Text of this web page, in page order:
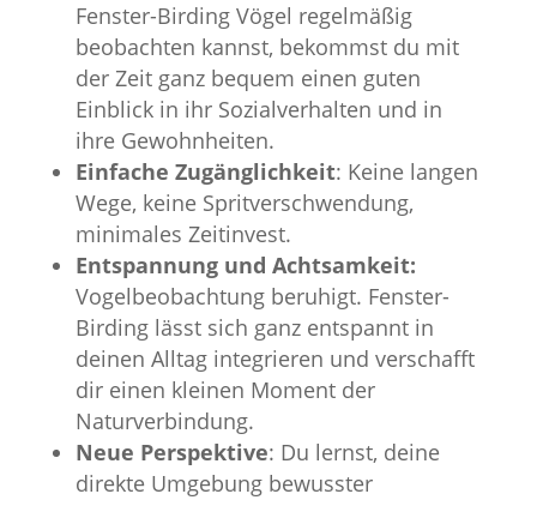
Fenster-Birding Vögel regelmäßig
beobachten kannst, bekommst du mit
der Zeit ganz bequem einen guten
Einblick in ihr Sozialverhalten und in
ihre Gewohnheiten.
Einfache Zugänglichkeit: Keine langen
Wege, keine Spritverschwendung,
minimales Zeitinvest.
Entspannung und Achtsamkeit:
Vogelbeobachtung beruhigt. Fenster-
Birding lässt sich ganz entspannt in
deinen Alltag integrieren und verschafft
dir einen kleinen Moment der
Naturverbindung.
Neue Perspektive: Du lernst, deine
direkte Umgebung bewusster